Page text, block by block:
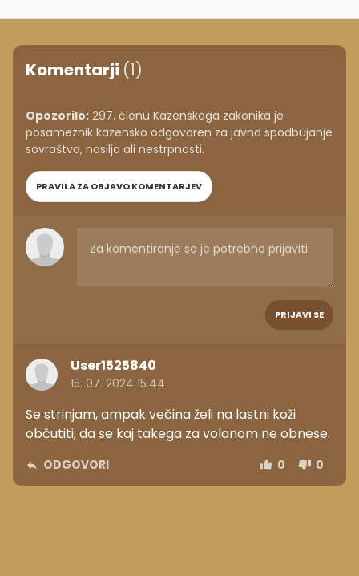
Komentarji (1)
Opozorilo: 297. členu Kazenskega zakonika je
posameznik kazensko odgovoren za javno spodbujanje
sovraštva, nasilja ali nestrpnosti.
PRAVILA ZA OBJAVO KOMENTARJEV
PRIJAVI SE
User1525840
15. 07. 2024 15.44
Se strinjam, ampak večina želi na lastni koži
občutiti, da se kaj takega za volanom ne obnese.
ODGOVORI 0 0